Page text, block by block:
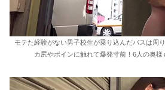
モテた経験がない男子校生が乗り込んだバスは周
カ尻やボインに触れて爆発寸前！6人の奥